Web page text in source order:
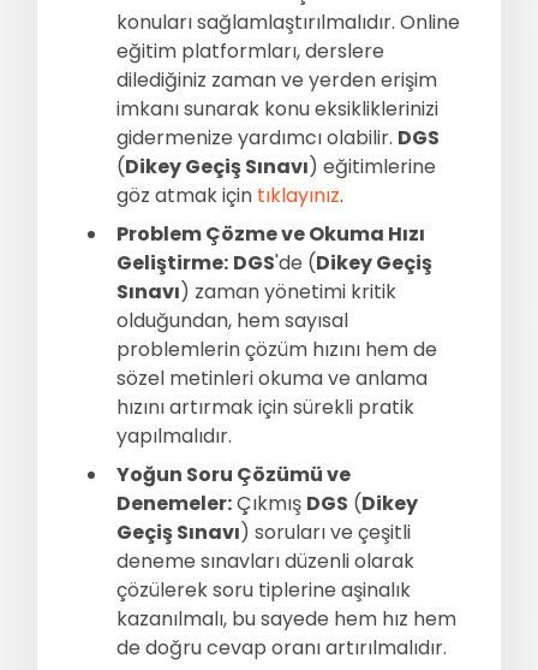
konuları sağlamlaştırılmalıdır. Online
eğitim platformları, derslere
dilediğiniz zaman ve yerden erişim
imkanı sunarak konu eksikliklerinizi
gidermenize yardımcı olabilir. DGS
(Dikey Geçiş Sınavı) eğitimlerine
göz atmak için tıklayınız.
Problem Çözme ve Okuma Hızı
Geliştirme: DGS'de (Dikey Geçiş
Sınavı) zaman yönetimi kritik
olduğundan, hem sayısal
problemlerin çözüm hızını hem de
sözel metinleri okuma ve anlama
hızını artırmak için sürekli pratik
yapılmalıdır.
Yoğun Soru Çözümü ve
Denemeler:Çıkmış DGS (Dikey
Geçiş Sınavı) soruları ve çeşitli
deneme sınavları düzenli olarak
çözülerek soru tiplerine aşinalık
kazanılmalı, bu sayede hem hız hem
de doğru cevap oranı artırılmalıdır.